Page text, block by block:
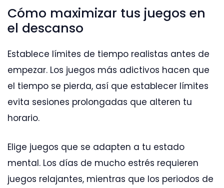
Cómo maximizar tus juegos en
el descanso
Establece límites de tiempo realistas antes de
empezar. Los juegos más adictivos hacen que
el tiempo se pierda, así que establecer límites
evita sesiones prolongadas que alteren tu
horario.
Elige juegos que se adapten a tu estado
mental. Los días de mucho estrés requieren
juegos relajantes, mientras que los periodos de